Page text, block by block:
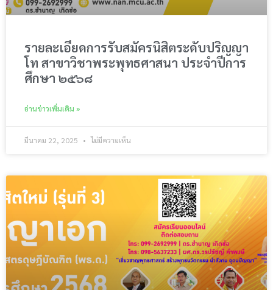
รายละเอียดการรับสมัครนิสิตระดับปริญญา
โท สาขาวิชาพระพุทธศาสนา ประจำปีการ
ศึกษา ๒๕๖๘
อ่านข่าวเพิ่มเติม »
มีนาคม 22, 2025 ไม่มีความเห็น